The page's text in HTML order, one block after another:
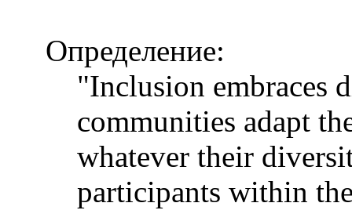
Определение:
"Inclusion embraces
communities adapt
whatever their
participants within